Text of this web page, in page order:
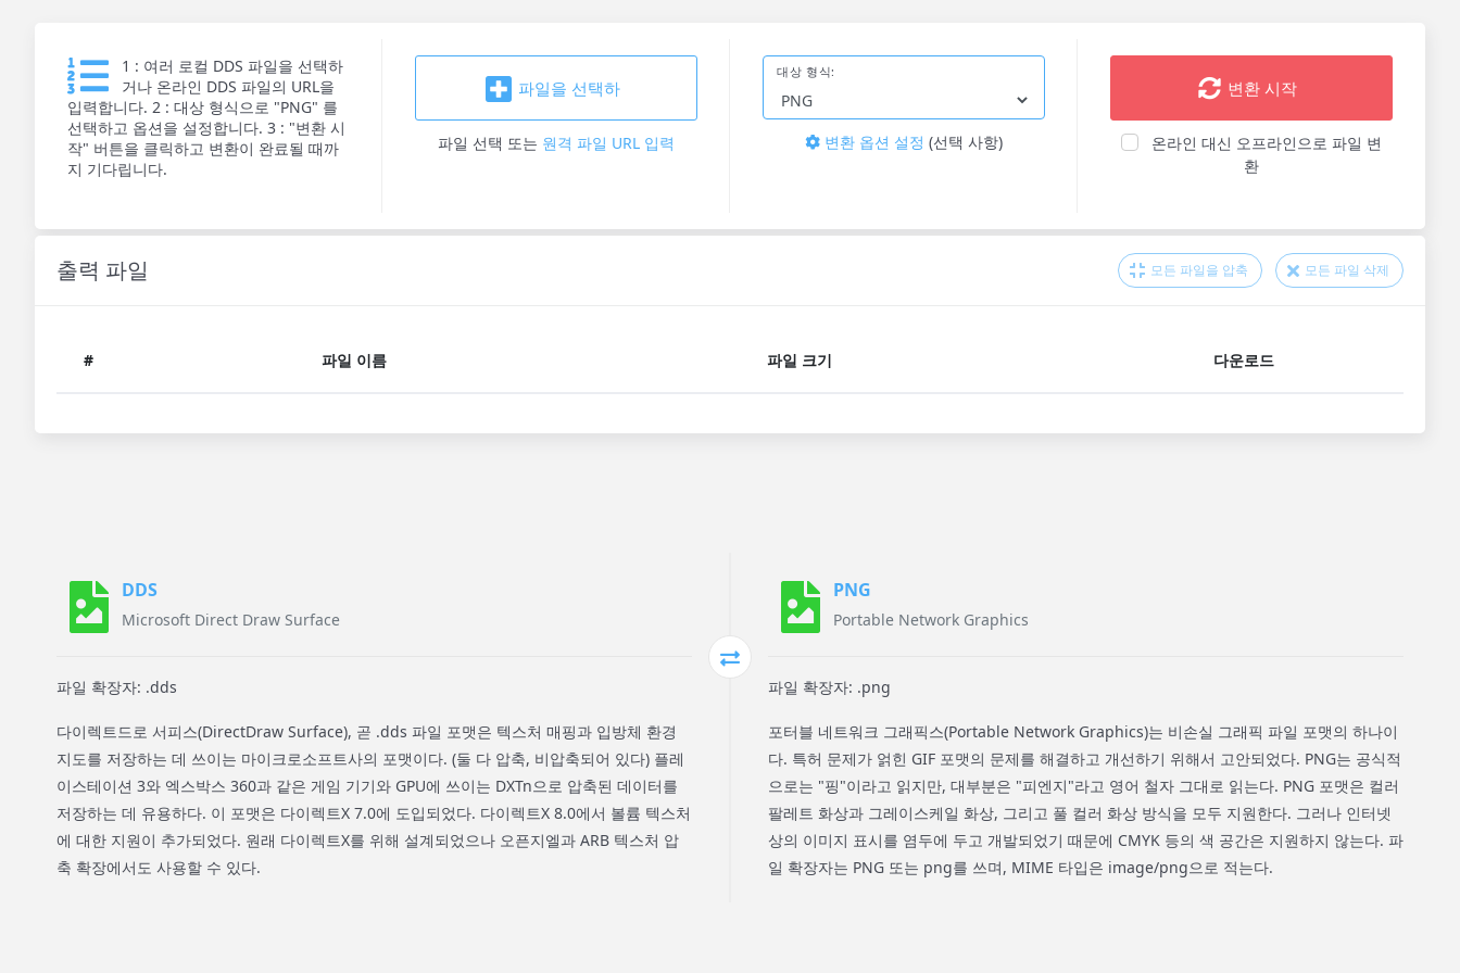
1 : 여러 로컬 DDS 파일을 선택하
거나 온라인 DDS 파일의 URL을
입력합니다. 2 : 대상 형식으로 "PNG" 를
선택하고 옵션을 설정합니다. 3 : "변환 시
작" 버튼을 클릭하고 변환이 완료될 때까
지 기다립니다.
파일을 선택하
파일 선택 또는 원격 파일 URL 입력
대상 형식:
변환 옵션 설정 (선택 사항)
변환 시작
온라인 대신 오프라인으로 파일 변
환
출력 파일 모든 파일을 압축 모든 파일 삭제
# 파일 이름 파일 크기 다운로드
DDS
Microsoft Direct Draw Surface
파일 확장자: .dds
다이렉트드로 서피스(DirectDraw Surface), 곧 .dds 파일 포맷은 텍스처 매핑과 입방체 환경
지도를 저장하는 데 쓰이는 마이크로소프트사의 포맷이다. (둘 다 압축, 비압축되어 있다) 플레
이스테이션 3와 엑스박스 360과 같은 게임 기기와 GPU에 쓰이는 DXTn으로 압축된 데이터를
저장하는 데 유용하다. 이 포맷은 다이렉트X 7.0에 도입되었다. 다이렉트X 8.0에서 볼륨 텍스처
에 대한 지원이 추가되었다. 원래 다이렉트X를 위해 설계되었으나 오픈지엘과 ARB 텍스처 압
축 확장에서도 사용할 수 있다.
PNG
Portable Network Graphics
파일 확장자: .png
포터블 네트워크 그래픽스(Portable Network Graphics)는 비손실 그래픽 파일 포맷의 하나이
다. 특허 문제가 얽힌 GIF 포맷의 문제를 해결하고 개선하기 위해서 고안되었다. PNG는 공식적
으로는 "핑"이라고 읽지만, 대부분은 "피엔지"라고 영어 철자 그대로 읽는다. PNG 포맷은 컬러
팔레트 화상과 그레이스케일 화상, 그리고 풀 컬러 화상 방식을 모두 지원한다. 그러나 인터넷
상의 이미지 표시를 염두에 두고 개발되었기 때문에 CMYK 등의 색 공간은 지원하지 않는다. 파
일 확장자는 PNG 또는 png를 쓰며, MIME 타입은 image/png으로 적는다.